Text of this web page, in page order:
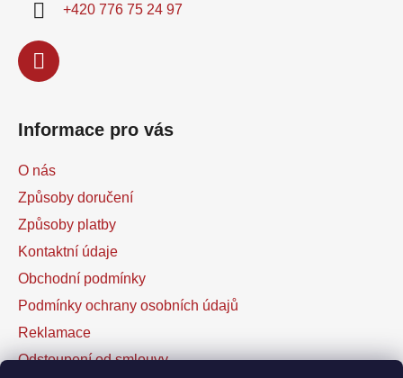
+420 776 75 24 97
Informace pro vás
O nás
Způsoby doručení
Způsoby platby
Kontaktní údaje
Obchodní podmínky
Podmínky ochrany osobních údajů
Reklamace
Odstoupení od smlouvy